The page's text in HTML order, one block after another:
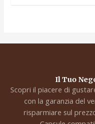
Il Tuo
Scopri il piacere di
con la garanzia del
risparmiare sul